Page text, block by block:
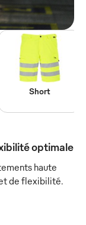
Short
optimale
haute
de flexibilité.